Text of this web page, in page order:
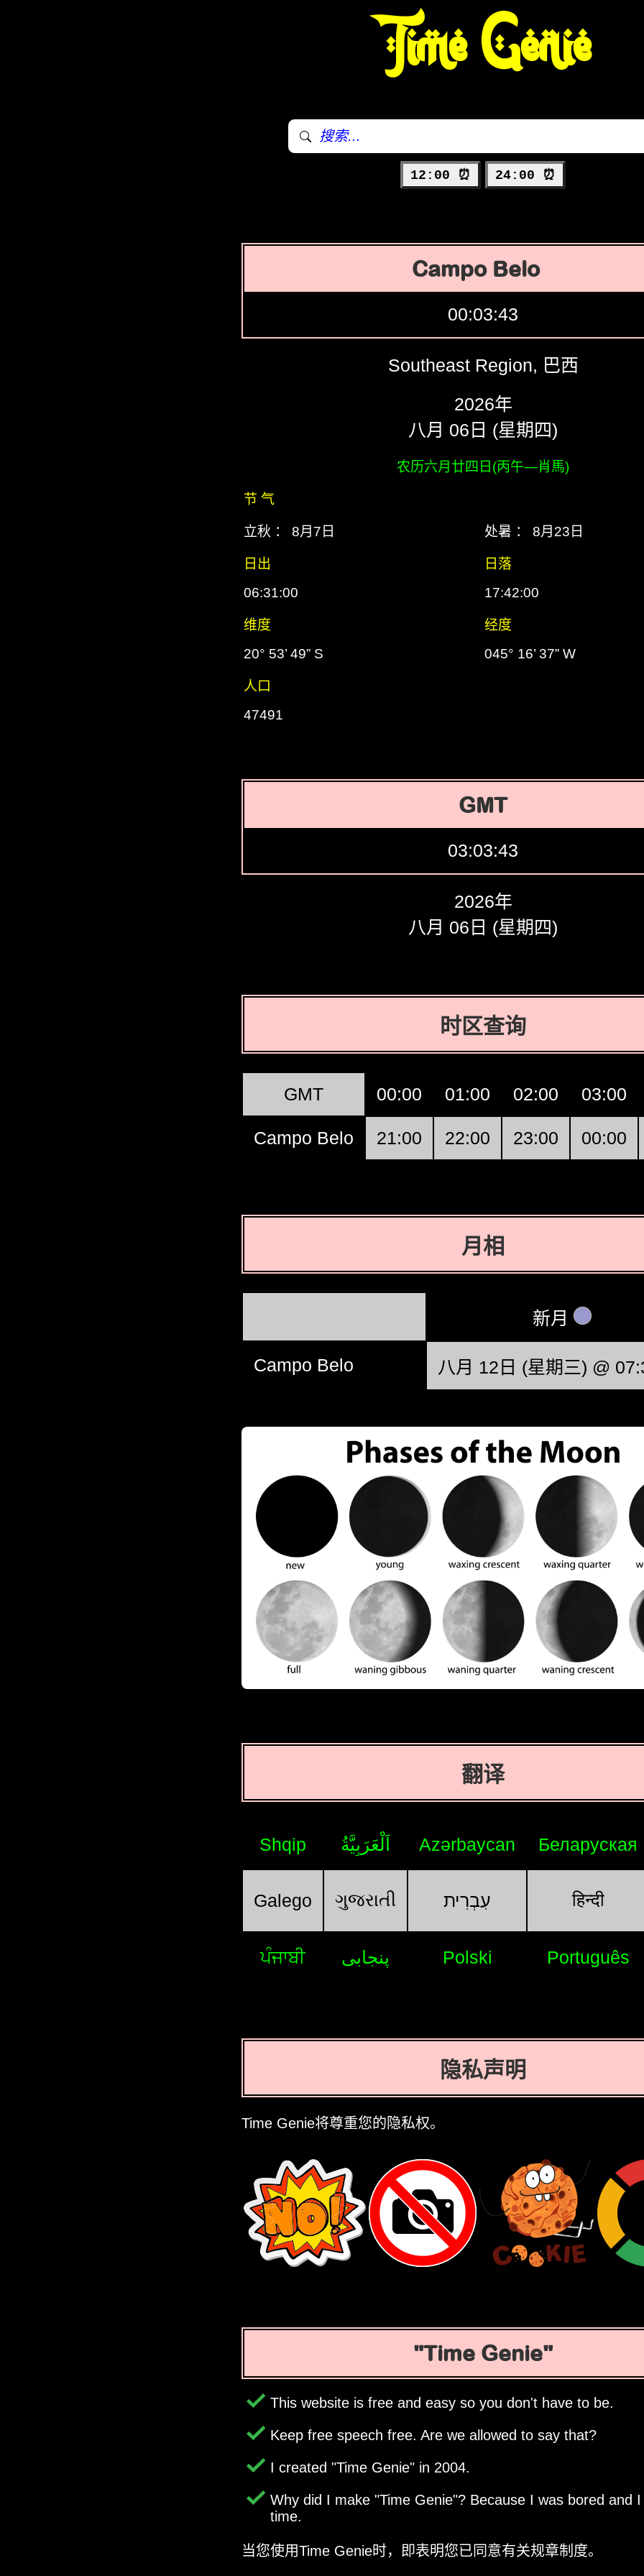
Time Genie
12:00 ⏰ 24:00 ⏰
Campo Belo
00:03:44
Southeast Region, 巴西
2026年
八月 06日 (星期四)
农历六月廿四日(丙午―肖馬)
节 气
立秋 ： 8月7日 处暑 ： 8月23日
日出
日落
06:31:00
17:42:00
维度
经度
20° 53’ 49” S
045° 16’ 37” W
人口
47491
GMT
03:03:44
2026年
八月 06日 (星期四)
时区查询
GMT 00:00 01:00 02:00 03:00
Campo Belo 21:00 22:00 23:00 00:00
月相
新月
Campo Belo 八月 12日 (星期三) @
翻译
Shqip اَلْعَرَبِيَّةُ Azərbaycan Беларуская
Galego ગુજરાતી עִבְרִית हिन्दी
ਪੰਜਾਬੀ پنجابی Polski Português
隐私声明
Time Genie将尊重您的隐私权。
Time Genie
This website is free and easy so you don't have to be.
Keep free speech free. Are we allowed to say that?
I created Time Genie in 2004.
Why did I make Time Genie ? Because I was bored and
time.
当您使用Time Genie时，即表明您已同意有关规章制度。